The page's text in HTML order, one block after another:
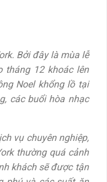
Bởi đây là mùa lễ
tháng 12 khoác lên
Noel khổng lồ tại
các buổi hòa nhạc
vụ chuyên nghiệp,
thường quá cảnh
khách sẽ được tận